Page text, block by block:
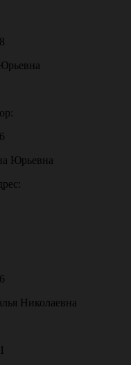
Юрьевна
Николаевна